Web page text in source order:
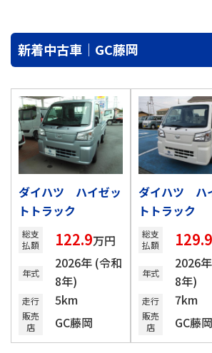
新着中古車｜GC藤岡
ダイハツ ハイゼッ
トトラック
総支
払額
122.9万円
年式
2026年 (令和
8年)
走行 5km
販売
店
GC藤岡
ダイハツ ハ
トトラック
総支
払額
129.9
年式
2026
8年)
走行 7km
販売
店
GC藤岡